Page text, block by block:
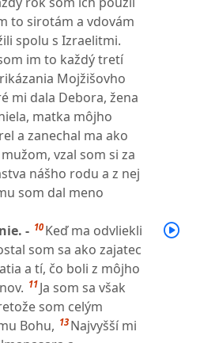
to sirotám a vdovám
spolu s Izraelitmi.
im to každý tretí
Mojžišovho
mi dala Debora, žena
matka môjho
a zanechal ma ako
vzal som si za
nášho rodu a z nej
som dal meno
- 10 Keď ma odvliekli
som sa ako zajatec
a tí, čo boli z môjho
11 Ja som sa však
som celým
Bohu, 13 Najvyšší mi